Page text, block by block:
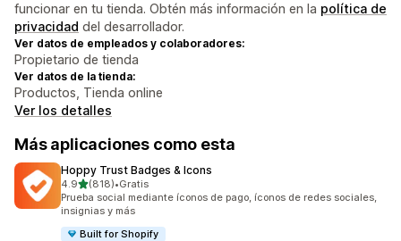
funcionar en tu tienda. Obtén más información en la política de
privacidad del desarrollador.
Ver datos de empleados y colaboradores:
Propietario de tienda
Ver datos de la tienda:
Productos, Tienda online
Ver los detalles
Más aplicaciones como esta
Hoppy Trust Badges & Icons
4.9de 5 estrellas
(818)
818 reseñas en total
•Gratis
Prueba social mediante íconos de pago, íconos de redes sociales,
insignias y más
Built for Shopify